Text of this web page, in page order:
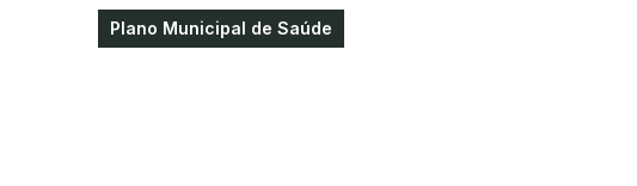
Plano Municipal de Saúde